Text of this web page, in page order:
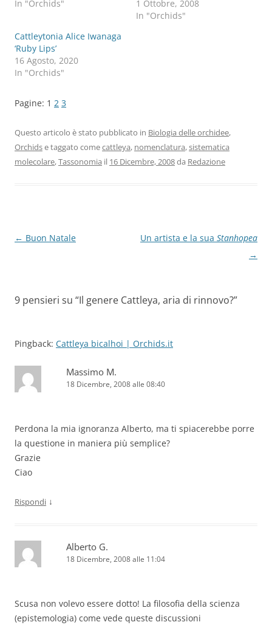
In "Orchids"
1 Ottobre, 2008
In "Orchids"
Cattleytonia Alice Iwanaga
‘Ruby Lips’
16 Agosto, 2020
In "Orchids"
Pagine: 1 2 3
Questo articolo è stato pubblicato in Biologia delle orchidee,
Orchidse taggato comecattleya, nomenclatura,sistematica
molecolare,Tassonomia il 16 Dicembre, 2008da Redazione
Navigazione
← Buon Natale Un artista e la sua Stanhopea
→
9 pensieri su “Il genere Cattleya, aria di rinnovo?”
Pingback: Cattleya bicalhoi | Orchids.it
Massimo M.
18 Dicembre, 2008 alle 08:40
Perdona la mia ignoranza Alberto, ma ti spiacerebbe porre
la questione in maniera più semplice?
Grazie
Ciao
Rispondi ↓
Alberto G.
18 Dicembre, 2008 alle 11:04
Scusa non volevo essere dotto! La filosofia della scienza
(epistemologia) come vede queste discussioni